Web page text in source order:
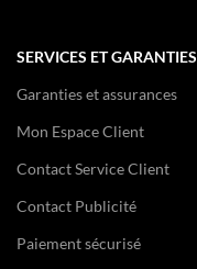
SERVICES ET GARANTIES
Garanties et assurances
Mon Espace Client
Contact Service Client
Contact Publicité
Paiement sécurisé